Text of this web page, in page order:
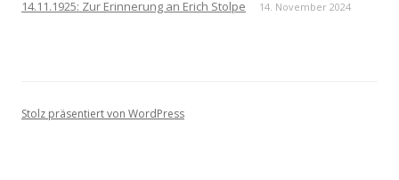
14.11.1925: Zur Erinnerung an Erich Stolpe 14. November 2024
Stolz präsentiert von WordPress